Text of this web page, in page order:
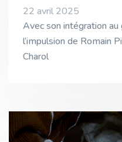
22 avril 2025
Avec son intégration
l’impulsion de Romain
Charol